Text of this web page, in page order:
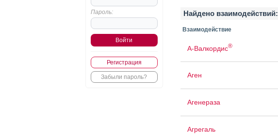
Пароль:
Регистрация
Забыли пароль?
Найдено взаимодействий:
Взаимодействие
А-Валкордис®
Аген
Агенераза
Агрегаль